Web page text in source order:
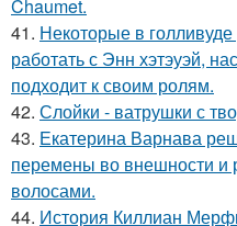
Chaumet.
41. Некоторые в
работать с Энн хэтэуэй,
подходит к своим ролям.
42. Слойки - ватрушки с
43. Екатерина Варнава
перемены во внешности и
волосами.
44. История Киллиан